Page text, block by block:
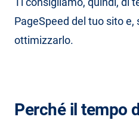
PageSpeed del tuo sito e,
ottimizzarlo.
Perché il tempo